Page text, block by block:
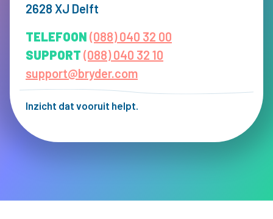
2628 XJ Delft
TELEFOON (088) 040 32 00
SUPPORT (088) 040 32 10
support@bryder.com
Inzicht dat vooruit helpt.